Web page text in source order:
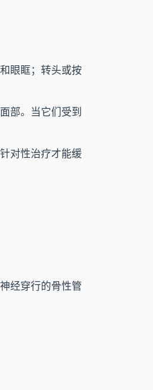
眼眶；转头或按
部。当它们受到
对性治疗才能缓
经穿行的骨性管